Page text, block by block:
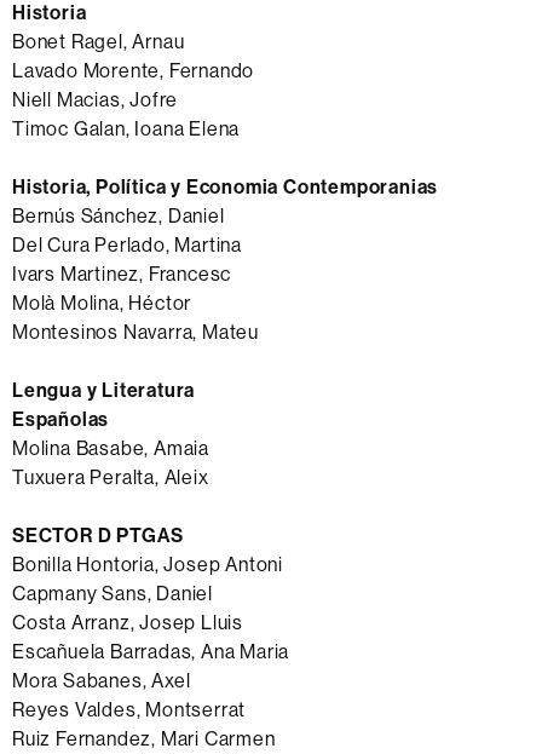
Historia
Bonet Ragel, Arnau
Lavado Morente, Fernando
Niell Macias, Jofre
Timoc Galan, Ioana Elena
Historia, Política y Economia Contemporanias
Bernús Sánchez, Daniel
Del Cura Perlado, Martina
Ivars Martinez, Francesc
Molà Molina, Héctor
Montesinos Navarra, Mateu
Lengua y Literatura
Españolas
Molina Basabe, Amaia
Tuxuera Peralta, Aleix
SECTOR D PTGAS
Bonilla Hontoria, Josep Antoni
Capmany Sans, Daniel
Costa Arranz, Josep Lluis
Escañuela Barradas, Ana Maria
Mora Sabanes, Axel
Reyes Valdes, Montserrat
Ruiz Fernandez, Mari Carmen